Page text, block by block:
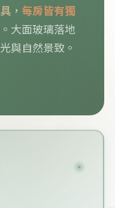
， 每房皆有獨
。大面玻璃落地
與自然景致。